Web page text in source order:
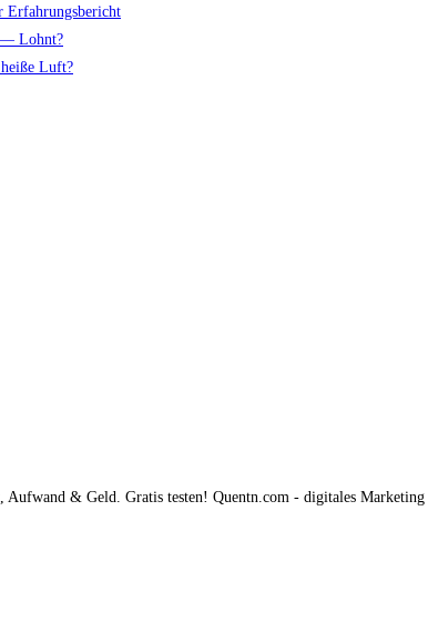
Erfahrungsbericht
— Lohnt?
Luft?
& Geld. Gratis testen! Quentn.com - digitales Marketing